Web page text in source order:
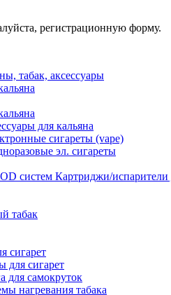
регистрационную форму.
табак, аксессуары
для кальяна
сигареты (vape)
эл. сигареты
Картриджи/испарители
табак
сигарет
для сигарет
для самокруток
нагревания табака